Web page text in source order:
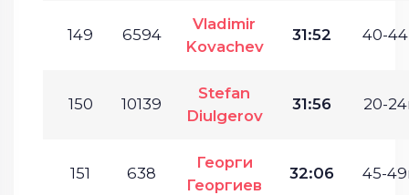
149 6594
Vladimir
Kovachev
31:52 40-
150 10139
Stefan
Diulgerov
31:56 20-
151 638
Георги
Георгиев
32:06 45-